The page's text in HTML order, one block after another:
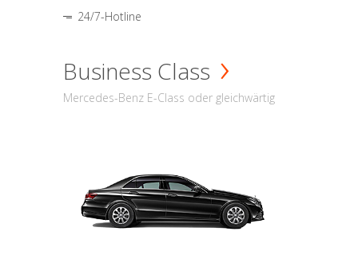
24/7-Hotline
Business Class
Mercedes-Benz E-Class oder gleichwärtig